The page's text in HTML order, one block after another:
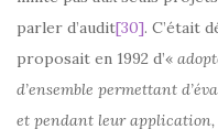
parler d’audit[30]. C’était
proposait en 1992 d’«
d’ensemble permettant
et pendant leur application,